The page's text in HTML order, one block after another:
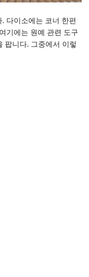
다이소에는 코너 한편
기에는 원예 관련 도구
팝니다. 그중에서 이렇